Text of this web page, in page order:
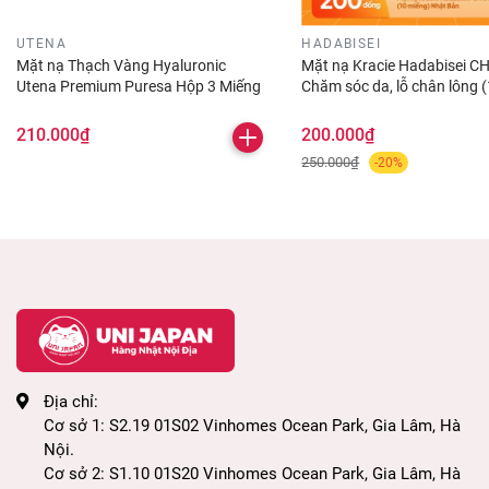
- Ngăn ngừa tình trạng khô da do thiếu nước nên
đặc biệt thích hợp với những chị em có làn da khô
ráp.
- Cải thiện các vùng da bị thâm, xỉn màu, làm sáng
- Tăng cường sức đề kháng giúp da luôn được khỏe
mạnh, săn chắc.
- Chống lão hóa, làm giảm sự hình thành các nếp
nhăn.
- Ngoài ra, sử dụng mặt nạ này còn giúp bạn thu
UTENA
Mặt nạ Thạch Vàng Hyaluronic
Utena Premium Puresa Hộp 3 Miếng
210.000₫
HADABISEI
Mặt nạ Kracie Hadabisei
Chăm sóc da, lỗ chân lông
200.000₫
250.000₫ -20%
Địa chỉ:
Cơ sở 1: S2.19 01S02 Vinhomes Ocean Park, Gia Lâm, Hà
Nội.
Cơ sở 2: S1.10 01S20 Vinhomes Ocean Park, Gia Lâm, Hà